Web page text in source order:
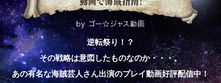
逆転祭り！？
その戦略は意図したものなのか・・・。
あの有名な海賊芸人さん出演のプレイ動画好評配信中！